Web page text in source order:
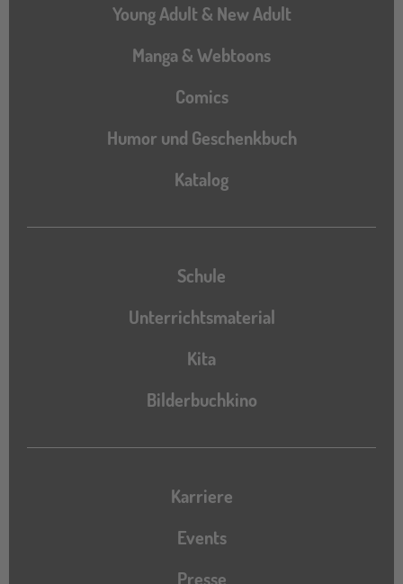
Young Adult & New Adult
Manga & Webtoons
Comics
Humor und Geschenkbuch
Katalog
Katalog
Schule
Unterrichtsmaterial
Kita
Bilderbuchkino
Karriere
Events
Presse